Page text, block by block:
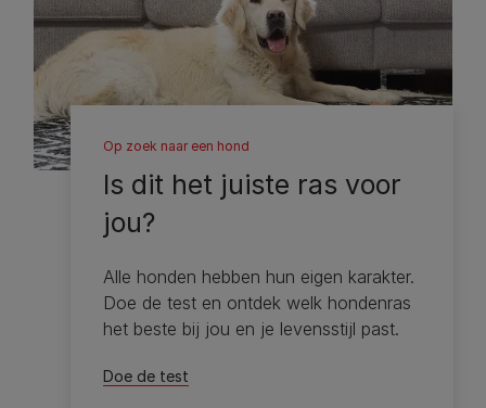
Op zoek naar een hond
Is dit het juiste ras voor
jou?
Alle honden hebben hun eigen karakter.
Doe de test en ontdek welk hondenras
het beste bij jou en je levensstijl past.
Doe de test